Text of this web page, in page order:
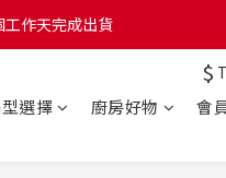
作天完成出貨
作天完成出貨
作天完成出貨
$
選擇 廚房好物 會